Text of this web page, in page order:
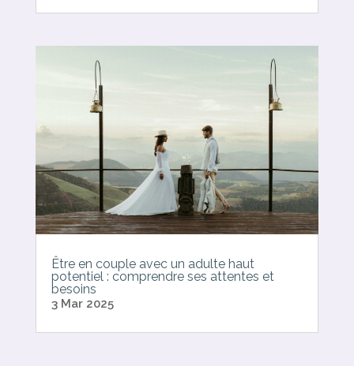
Être en couple avec un adulte haut
potentiel : comprendre ses attentes et
besoins
3 Mar 2025